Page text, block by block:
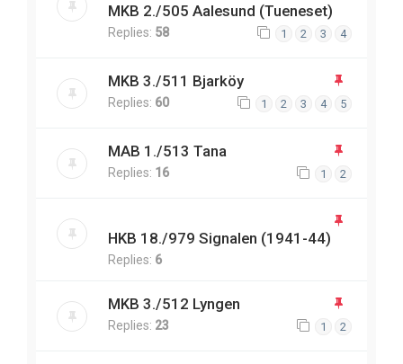
MKB 2./505 Aalesund (Tueneset)
Replies: 58 1 2 3 4
MKB 3./511 Bjarköy
Replies: 60 1 2 3 4 5
MAB 1./513 Tana
Replies: 16 1 2
HKB 18./979 Signalen (1941-44)
Replies: 6
MKB 3./512 Lyngen
Replies: 23 1 2